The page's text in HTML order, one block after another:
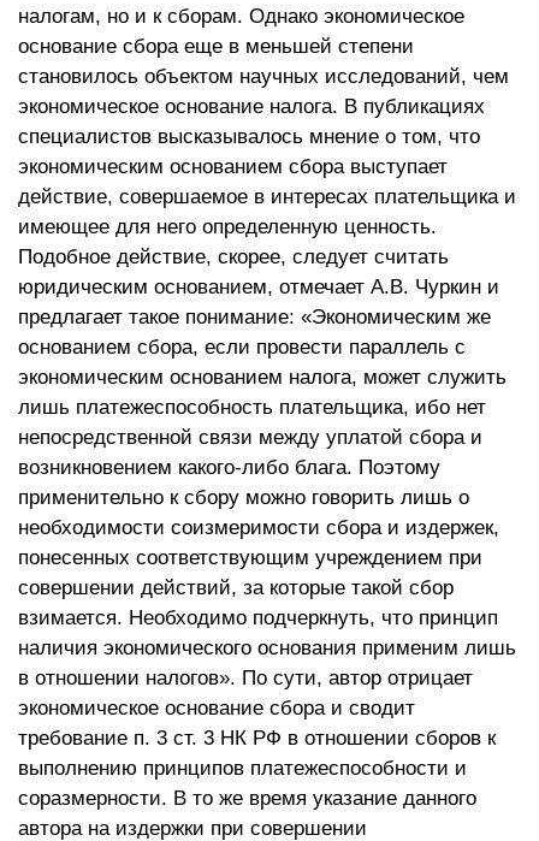
налогам, но и к сборам. Однако экономическое
основание сбора еще в меньшей степени
становилось объектом научных исследований, чем
экономическое основание налога. В публикациях
специалистов высказывалось мнение о том, что
экономическим основанием сбора выступает
действие, совершаемое в интересах плательщика и
имеющее для него определенную ценность.
Подобное действие, скорее, следует считать
юридическим основанием, отмечает А.В. Чуркин и
предлагает такое понимание: «Экономическим же
основанием сбора, если провести параллель с
экономическим основанием налога, может служить
лишь платежеспособность плательщика, ибо нет
непосредственной связи между уплатой сбора и
возникновением какого-либо блага. Поэтому
применительно к сбору можно говорить лишь о
необходимости соизмеримости сбора и издержек,
понесенных соответствующим учреждением при
совершении действий, за которые такой сбор
взимается. Необходимо подчеркнуть, что принцип
наличия экономического основания применим лишь
в отношении налогов». По сути, автор отрицает
экономическое основание сбора и сводит
требование п. 3 ст. 3 НК РФ в отношении сборов к
выполнению принципов платежеспособности и
соразмерности. В то же время указание данного
автора на издержки при совершении